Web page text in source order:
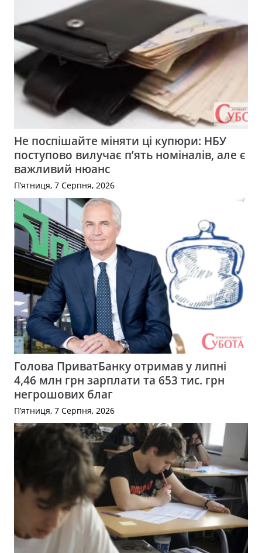
Не поспішайте міняти ці купюри: НБУ
поступово вилучає п’ять номіналів, але є
важливий нюанс
П’ятниця, 7 Серпня, 2026
Голова ПриватБанку отримав у липні
4,46 млн грн зарплати та 653 тис. грн
негрошових благ
П’ятниця, 7 Серпня, 2026